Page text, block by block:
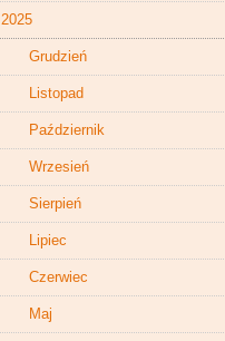
2025
Grudzień
Listopad
Październik
Wrzesień
Sierpień
Lipiec
Czerwiec
Maj